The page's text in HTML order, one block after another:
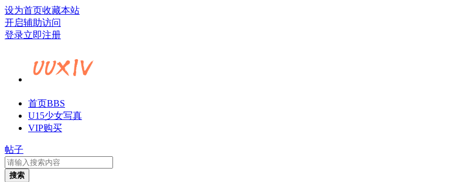
设为首页收藏本站
开启辅助访问
登录立即注册
首页BBS
U15少女写真
VIP购买
帖子
搜索